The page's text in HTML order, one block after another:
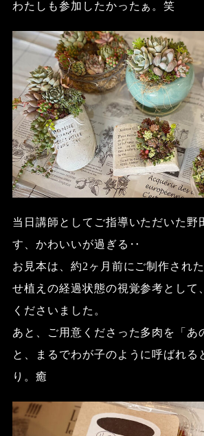
わたしも参加したかったぁ。笑
当日講師としてご指導いただいた野
す、かわいいが過ぎる ‥
お見本は、約2 ヶ月前にご制作され
せ植えの経過状態の視覚参考として
くださいました。
あと、ご用意くださった多肉を「あ
と、まるでわが子のように呼ばれる
り。癒